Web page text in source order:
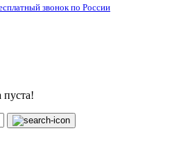
звонок по России
пуста!